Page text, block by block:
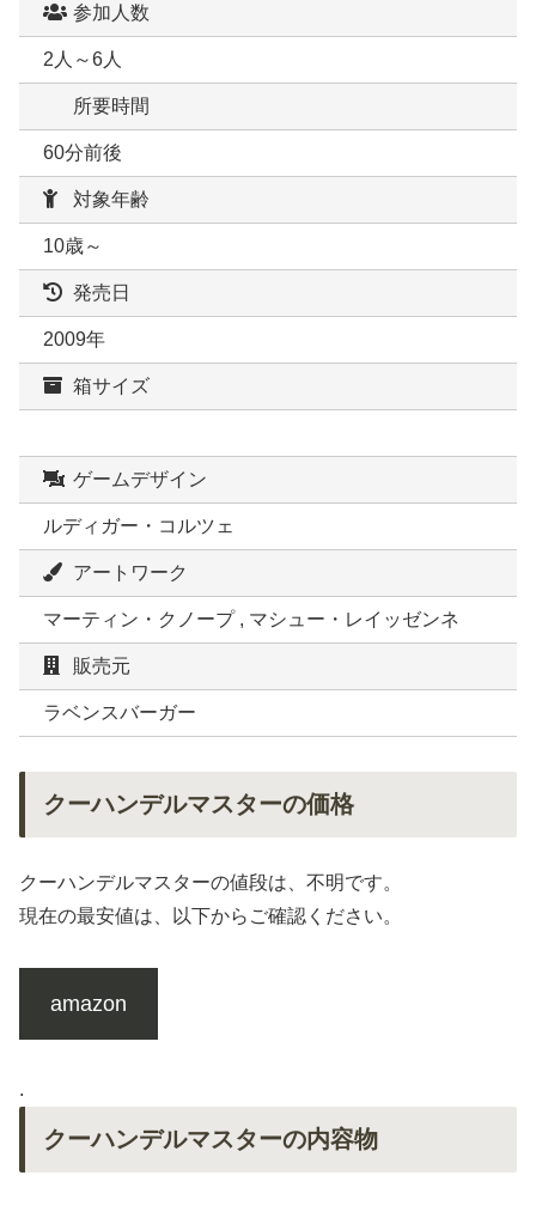
参加人数
2人～6人
所要時間
60分前後
対象年齢
10歳～
発売日
2009年
箱サイズ
ゲームデザイン
ルディガー・コルツェ
アートワーク
マーティン・クノープ , マシュー・レイッゼンネ
販売元
ラベンスバーガー
クーハンデルマスターの価格
クーハンデルマスターの値段は、不明です。
現在の最安値は、以下からご確認ください。
amazon
.
クーハンデルマスターの内容物